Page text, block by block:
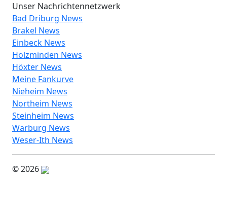
Unser Nachrichtennetzwerk
Bad Driburg News
Brakel News
Einbeck News
Holzminden News
Höxter News
Meine Fankurve
Nieheim News
Northeim News
Steinheim News
Warburg News
Weser-Ith News
© 2026